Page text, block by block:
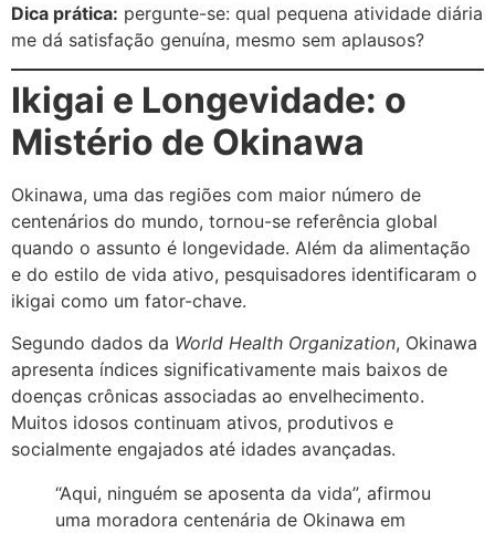
Dica prática: pergunte-se: qual pequena atividade diária
me dá satisfação genuína, mesmo sem aplausos?
Ikigai e Longevidade: o
Mistério de Okinawa
Okinawa, uma das regiões com maior número de
centenários do mundo, tornou-se referência global
quando o assunto é longevidade. Além da alimentação
e do estilo de vida ativo, pesquisadores identificaram o
ikigai como um fator-chave.
Segundo dados da World Health Organization, Okinawa
apresenta índices significativamente mais baixos de
doenças crônicas associadas ao envelhecimento.
Muitos idosos continuam ativos, produtivos e
socialmente engajados até idades avançadas.
“Aqui, ninguém se aposenta da vida”, afirmou
uma moradora centenária de Okinawa em